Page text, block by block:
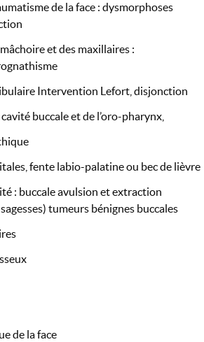
de la face : dysmorphoses
et des maxillaires :
Intervention Lefort, disjonction
buccale et de l’oro-pharynx,
fente labio-palatine ou bec de lièvre
: buccale avulsion et extraction
tumeurs bénignes buccales
de la face